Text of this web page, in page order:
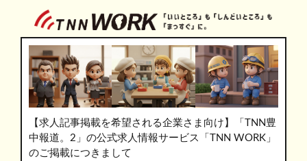
【求人記事掲載を希望される企業さま向け】「TNN豊
中報道。2」の公式求人情報サービス「TNN WORK」
のご掲載につきまして